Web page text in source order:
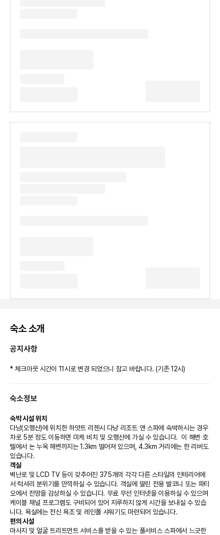
숙소 소개
공지사항
* 체크아웃 시간이 11시로 변경 되었으니 참고 바랍니다. (기존 12시)
숙소정보
숙박 시설 위치
다낭(오행산)에 위치한 하얏트 리젠시 다낭 리조트 앤 스파에 숙박하시는 경우
차로 5분 정도 이동하면 미케 비치 및 오행산에 가실 수 있습니다.  이 해변 호
텔에서 논 누옥 해변까지는 1.3km 떨어져 있으며, 4.3km 거리에는 한 리버도
있습니다.
객실
벽난로 및 LCD TV 등이 갖추어진 375개의 각각 다른 스타일의 인테리어에
서 럭셔리 분위기를 만끽하실 수 있습니다. 객실에 딸린 전용 발코니 또는 파티
오에서 전망을 감상하실 수 있습니다. 무료 무선 인터넷을 이용하실 수 있으며
케이블 채널 프로그램도 구비되어 있어 지루하지 않게 시간을 보내실 수 있습
니다. 욕실에는 전신 욕조 및 레인폴 샤워기도 마련되어 있습니다.
편의 시설
마사지 및 얼굴 트리트먼트 서비스를 받을 수 있는 풀서비스 스파에서 느긋한